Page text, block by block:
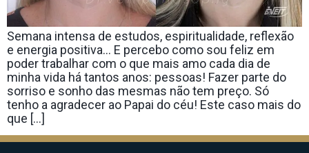
Semana intensa de estudos, espiritualidade, reflexão
e energia positiva… E percebo como sou feliz em
poder trabalhar com o que mais amo cada dia de
minha vida há tantos anos: pessoas! Fazer parte do
sorriso e sonho das mesmas não tem preço. Só
tenho a agradecer ao Papai do céu! Este caso mais do
que […]